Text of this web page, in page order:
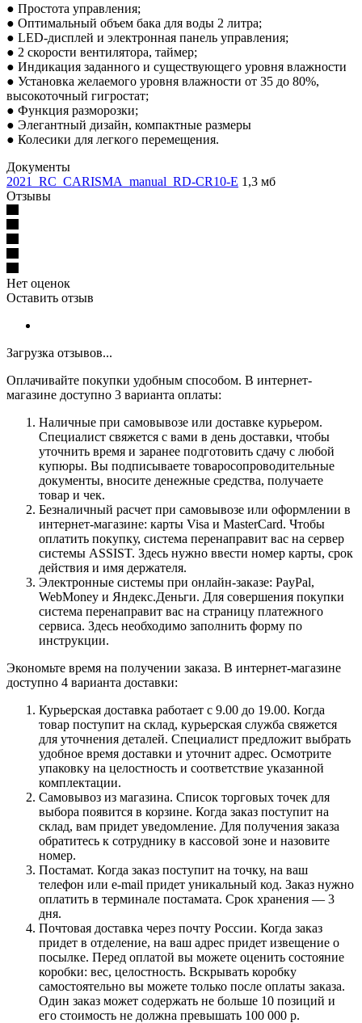
● Простота управления;
● Оптимальный объем бака для воды 2 литра;
● LED-дисплей и электронная панель управления;
● 2 скорости вентилятора, таймер;
● Индикация заданного и существующего уровня влажности
● Установка желаемого уровня влажности от 35 до 80%,
высокоточный гигростат;
● Функция разморозки;
● Элегантный дизайн, компактные размеры
● Колесики для легкого перемещения.
Документы
2021_RC_CARISMA_manual_RD-CR10-E 1,3 мб
Отзывы
Нет оценок
Оставить отзыв
Загрузка отзывов...
Оплачивайте покупки удобным способом. В интернет-
магазине доступно 3 варианта оплаты:
Наличные при самовывозе или доставке курьером.
Специалист свяжется с вами в день доставки, чтобы
уточнить время и заранее подготовить сдачу с любой
купюры. Вы подписываете товаросопроводительные
документы, вносите денежные средства, получаете
товар и чек.
Безналичный расчет при самовывозе или оформлении в
интернет-магазине: карты Visa и MasterCard. Чтобы
оплатить покупку, система перенаправит вас на сервер
системы ASSIST. Здесь нужно ввести номер карты, срок
действия и имя держателя.
Электронные системы при онлайн-заказе: PayPal,
WebMoney и Яндекс.Деньги. Для совершения покупки
система перенаправит вас на страницу платежного
сервиса. Здесь необходимо заполнить форму по
инструкции.
Экономьте время на получении заказа. В интернет-магазине
доступно 4 варианта доставки:
Курьерская доставка работает с 9.00 до 19.00. Когда
товар поступит на склад, курьерская служба свяжется
для уточнения деталей. Специалист предложит выбрать
удобное время доставки и уточнит адрес. Осмотрите
упаковку на целостность и соответствие указанной
комплектации.
Самовывоз из магазина. Список торговых точек для
выбора появится в корзине. Когда заказ поступит на
склад, вам придет уведомление. Для получения заказа
обратитесь к сотруднику в кассовой зоне и назовите
номер.
Постамат. Когда заказ поступит на точку, на ваш
телефон или e-mail придет уникальный код. Заказ нужно
оплатить в терминале постамата. Срок хранения — 3
дня.
Почтовая доставка через почту России. Когда заказ
придет в отделение, на ваш адрес придет извещение о
посылке. Перед оплатой вы можете оценить состояние
коробки: вес, целостность. Вскрывать коробку
самостоятельно вы можете только после оплаты заказа.
Один заказ может содержать не больше 10 позиций и
его стоимость не должна превышать 100 000 р.